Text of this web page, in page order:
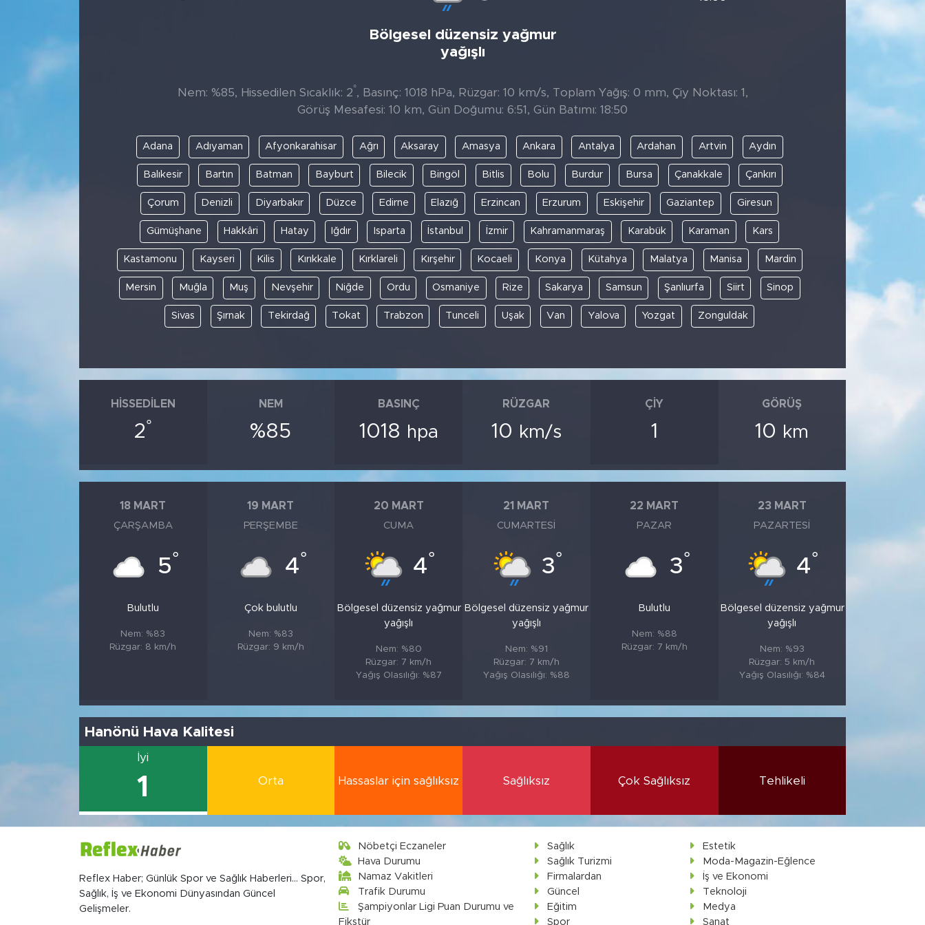
Bölgesel düzensiz yağmur
yağışlı
Nem: %85, Hissedilen Sıcaklık: 2°, Basınç: 1018 hPa, Rüzgar: 10 km/s, Toplam Yağış: 0 mm, Çiy Noktası: 1,
Görüş Mesafesi: 10 km, Gün Doğumu: 6:51, Gün Batımı: 18:50
Adana Adıyaman Afyonkarahisar Ağrı Aksaray Amasya Ankara Antalya Ardahan Artvin Aydın
Balıkesir Bartın Batman Bayburt Bilecik Bingöl Bitlis Bolu Burdur Bursa Çanakkale Çankırı
Çorum Denizli Diyarbakır Düzce Edirne Elazığ Erzincan Erzurum Eskişehir Gaziantep Giresun
Gümüşhane Hakkâri Hatay Iğdır Isparta İstanbul İzmir Kahramanmaraş Karabük Karaman Kars
Kastamonu Kayseri Kilis Kırıkkale Kırklareli Kırşehir Kocaeli Konya Kütahya Malatya Manisa Mardin
Mersin Muğla Muş Nevşehir Niğde Ordu Osmaniye Rize Sakarya Samsun Şanlıurfa Siirt Sinop
Sivas Şırnak Tekirdağ Tokat Trabzon Tunceli Uşak Van Yalova Yozgat Zonguldak
HISSEDILEN
2°
NEM
%85
BASINÇ
1018 hpa
RÜZGAR
10 km/s
ÇIY
1
GÖRÜŞ
10 km
18 MART
ÇARŞAMBA
5°
Bulutlu
Nem: %83
Rüzgar: 8 km/h
19 MART
PERŞEMBE
4°
Çok bulutlu
Nem: %83
Rüzgar: 9 km/h
20 MART
CUMA
4°
Bölgesel düzensiz yağmur
yağışlı
Nem: %80
Rüzgar: 7 km/h
Yağış Olasılığı: %87
21 MART
CUMARTESI
3°
Bölgesel düzensiz yağmur
yağışlı
Nem: %91
Rüzgar: 7 km/h
Yağış Olasılığı: %88
22 MART
PAZAR
3°
Bulutlu
Nem: %88
Rüzgar: 7 km/h
23 MART
PAZARTESI
4°
Bölgesel düzensiz yağmur
yağışlı
Nem: %93
Rüzgar: 5 km/h
Yağış Olasılığı: %84
Hanönü Hava Kalitesi
İyi
1 Orta Hassaslar için sağlıksız Sağlıksız Çok Sağlıksız Tehlikeli
Reflex Haber; Günlük Spor ve Sağlık Haberleri... Spor,
Sağlık, İş ve Ekonomi Dünyasından Güncel
Gelişmeler.
Nöbetçi Eczaneler
Hava Durumu
Namaz Vakitleri
Trafik Durumu
Şampiyonlar Ligi Puan Durumu ve
Fikstür
Sağlık
Estetik
Sağlık Turizmi
Moda-Magazin-Eğlence
Firmalardan
İş ve Ekonomi
Güncel
Teknoloji
Eğitim
Medya
Spor
Sanat